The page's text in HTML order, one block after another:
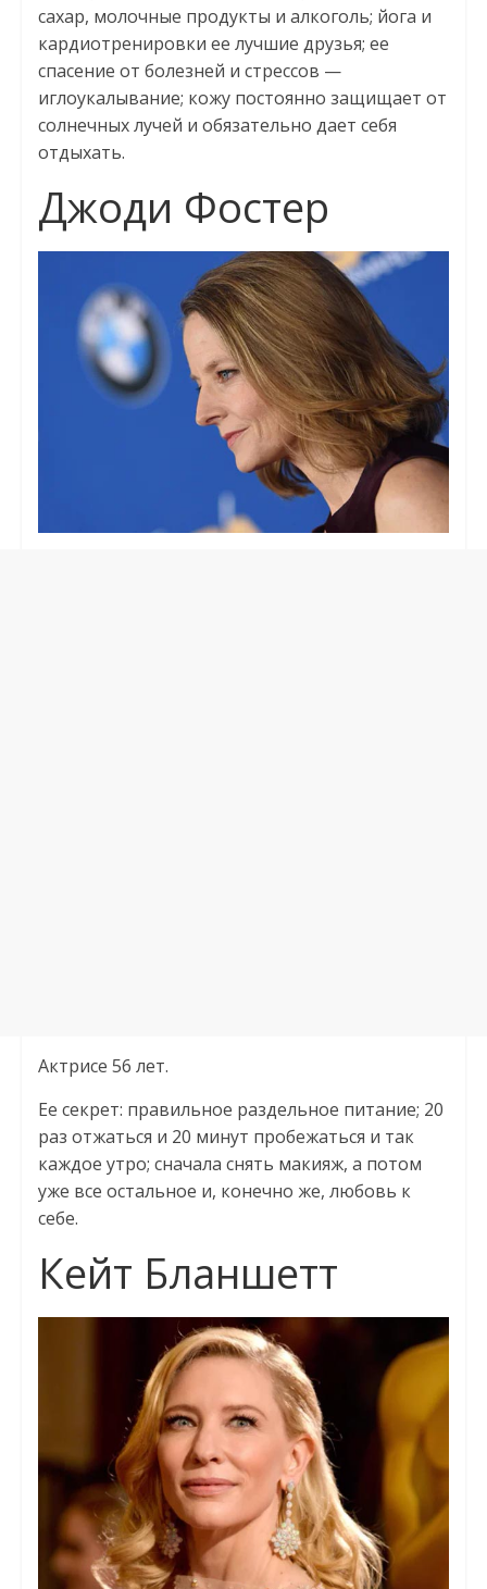
сахар, молочные продукты и алкоголь; йога и
кардиотренировки ее лучшие друзья; ее
спасение от болезней и стрессов —
иглоукалывание; кожу постоянно защищает от
солнечных лучей и обязательно дает себя
отдыхать.
Джоди Фостер
Актрисе 56 лет.
Ее секрет: правильное раздельное питание; 20
раз отжаться и 20 минут пробежаться и так
каждое утро; сначала снять макияж, а потом
уже все остальное и, конечно же, любовь к
себе.
Кейт Бланшетт